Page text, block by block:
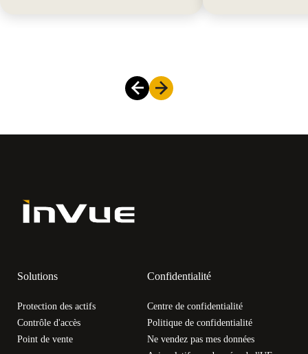
Solutions
Protection des actifs
Contrôle d'accès
Point de vente
Confidentialité
Centre de confidentialité
Politique de confidentialité
Ne vendez pas mes données